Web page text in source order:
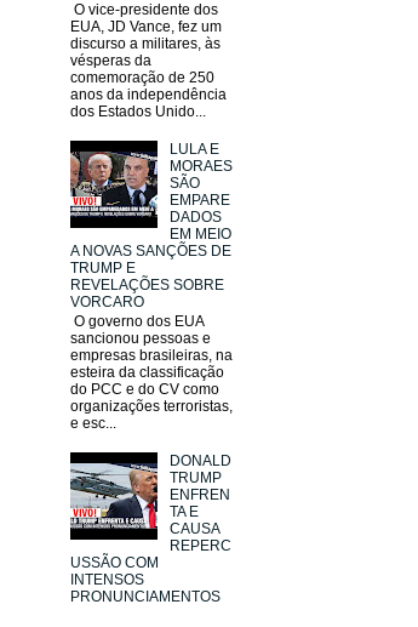
O vice-presidente dos
EUA, JD Vance, fez um
discurso a militares, às
vésperas da
comemoração de 250
anos da independência
dos Estados Unido...
LULA E
MORAES
SÃO
EMPARE
DADOS
EM MEIO
A NOVAS SANÇÕES DE
TRUMP E
REVELAÇÕES SOBRE
VORCARO
O governo dos EUA
sancionou pessoas e
empresas brasileiras, na
esteira da classificação
do PCC e do CV como
organizações terroristas,
e esc...
DONALD
TRUMP
ENFREN
TA E
CAUSA
REPERC
USSÃO COM
INTENSOS
PRONUNCIAMENTOS